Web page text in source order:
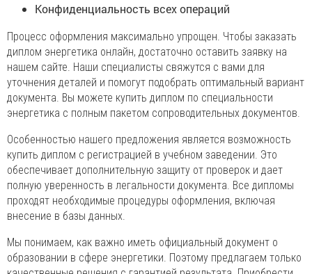
Конфиденциальность всех операций
Процесс оформления максимально упрощен. Чтобы заказать
диплом энергетика онлайн, достаточно оставить заявку на
нашем сайте. Наши специалисты свяжутся с вами для
уточнения деталей и помогут подобрать оптимальный вариант
документа. Вы можете купить диплом по специальности
энергетика с полным пакетом сопроводительных документов.
Особенностью нашего предложения является возможность
купить диплом с регистрацией в учебном заведении. Это
обеспечивает дополнительную защиту от проверок и дает
полную уверенность в легальности документа. Все дипломы
проходят необходимые процедуры оформления, включая
внесение в базы данных.
Мы понимаем, как важно иметь официальный документ о
образовании в сфере энергетики. Поэтому предлагаем только